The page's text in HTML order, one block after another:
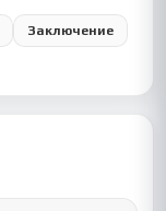
Заключение